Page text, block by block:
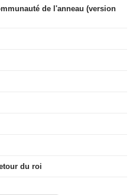
de l'anneau (version
du roi